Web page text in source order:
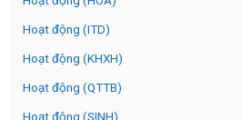
Hoạt động (ITD)
Hoạt động (KHXH)
Hoạt động (QTTB)
Hoạt động (SINH)